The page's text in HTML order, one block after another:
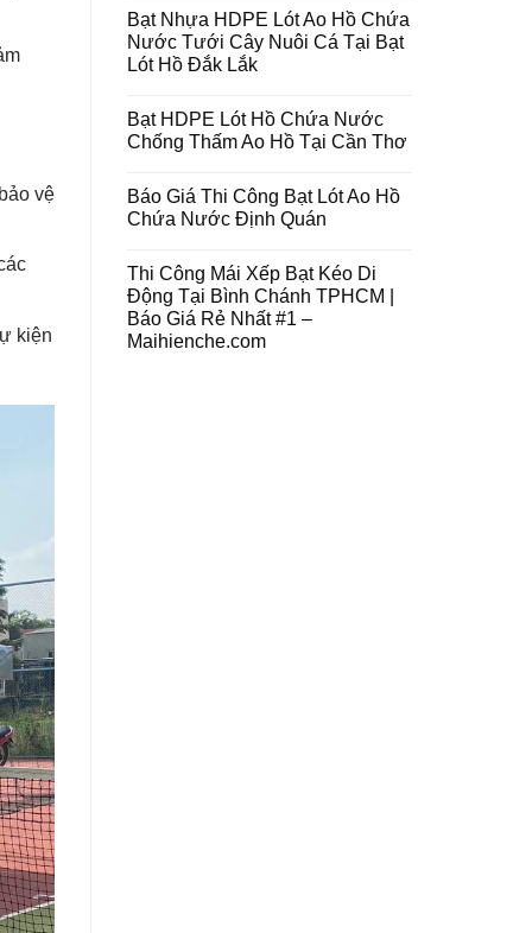
vệ
kiện
Bạt Nhựa HDPE Lót Ao Hồ Chứa
Nước Tưới Cây Nuôi Cá Tại Bạt
Lót Hồ Đắk Lắk
Bạt HDPE Lót Hồ Chứa Nước
Chống Thấm Ao Hồ Tại Cần Thơ
Báo Giá Thi Công Bạt Lót Ao Hồ
Chứa Nước Định Quán
Thi Công Mái Xếp Bạt Kéo Di
Động Tại Bình Chánh TPHCM |
Báo Giá Rẻ Nhất #1 –
Maihienche.com